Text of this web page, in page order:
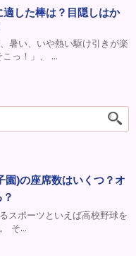
した棒は？目隠しはか
暑い、いや熱い駆け引きが楽
っ！」、 ...
園)の座席数はいくつ？オ
スポーツといえば高校野球を
そ...